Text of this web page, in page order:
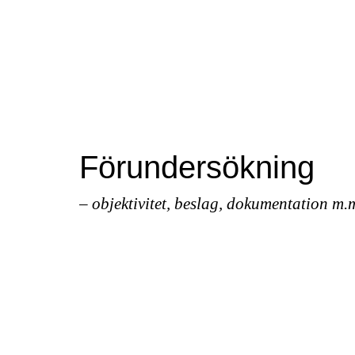
Förundersökning
– objektivitet, beslag, dokumentation